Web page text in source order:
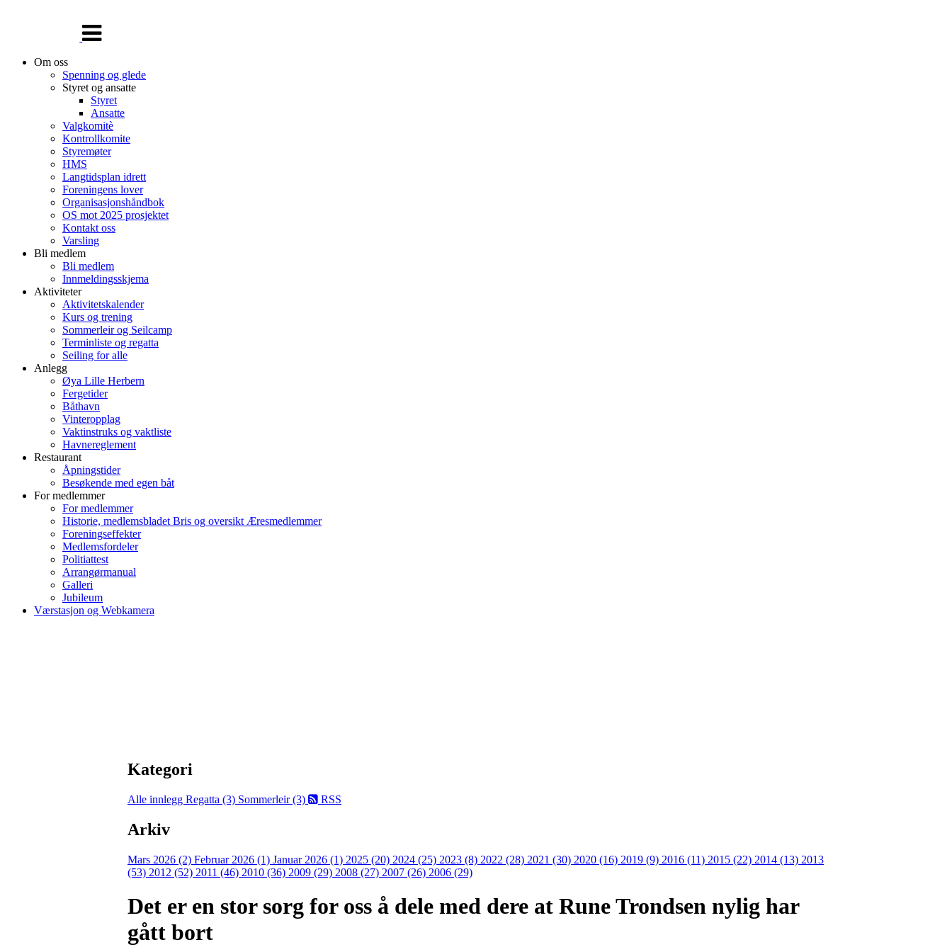
navigasjon
Om oss
Spenning og glede
Styret og ansatte
Styret
Ansatte
Valgkomitè
Kontrollkomite
Styremøter
HMS
Langtidsplan idrett
Foreningens lover
Organisasjonshåndbok
OS mot 2025 prosjektet
Kontakt oss
Varsling
Bli medlem
Bli medlem
Innmeldingsskjema
Aktiviteter
Aktivitetskalender
Kurs og trening
Sommerleir og Seilcamp
Terminliste og regatta
Seiling for alle
Anlegg
Øya Lille Herbern
Fergetider
Båthavn
Vinteropplag
Vaktinstruks og vaktliste
Havnereglement
Restaurant
Åpningstider
Besøkende med egen båt
For medlemmer
For medlemmer
Historie, medlemsbladet Bris og oversikt Æresmedlemmer
Foreningseffekter
Medlemsfordeler
Politiattest
Arrangørmanual
Galleri
Jubileum
Værstasjon og Webkamera
Kategori
Alle innlegg Regatta (3) Sommerleir (3) RSS
Arkiv
Mars 2026 (2) Februar 2026 (1) Januar 2026 (1) 2025 (20) 2024 (25) 2023 (8) 2022 (28) 2021 (30) 2020 (16) 2019 (9) 2016 (11) 2015 (22) 2014 (13) 2013
(53) 2012 (52) 2011 (46) 2010 (36) 2009 (29) 2008 (27) 2007 (26) 2006 (29)
Det er en stor sorg for oss å dele med dere at Rune Trondsen nylig har
gått bort